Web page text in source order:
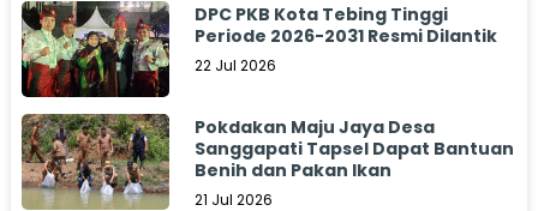
DPC PKB Kota Tebing Tinggi
Periode 2026-2031 Resmi Dilantik
22 Jul 2026
Pokdakan Maju Jaya Desa
Sanggapati Tapsel Dapat Bantuan
Benih dan Pakan Ikan
21 Jul 2026